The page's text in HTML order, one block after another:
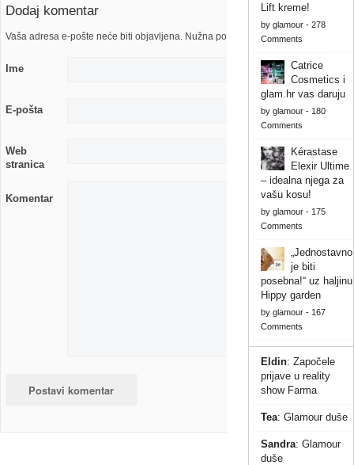
Dodaj komentar
Vaša adresa e-pošte neće biti objavljena. Nužna polja su označena s
Ime
E-pošta
Web
stranica
Komentar
Lift kreme!
by glamour- 278
Comments
Catrice
Cosmetics i
glam.hr vas daruju
by glamour- 180
Comments
Kérastase
Elexir Ultime
– idealna njega za
vašu kosu!
by glamour- 175
Comments
„Jednostavno
je biti
posebna!“ uz haljinu
Hippy garden
by glamour- 167
Comments
Eldin: Započele
prijave u reality
show Farma
Tea: Glamour duše
Sandra: Glamour
duše